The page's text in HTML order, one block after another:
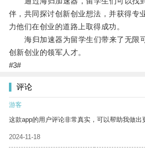
伴，共同探讨创新创业想法，并获得专
力他们在创业的道路上取得成功。
海归加速器为留学生们带来了无限
创新创业的领军人才。
#3#
评论
游客
这款app的用户评论非常真实，可以帮助我做出
2024-11-18